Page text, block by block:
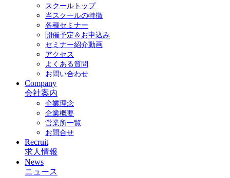
スクールトップ
当スクールの特徴
各種セミナー
開催予定＆お申込み
セミナー紹介動画
アクセス
よくある質問
お問い合わせ
Company
会社案内
企業理念
企業概要
営業所一覧
お問合せ
Recruit
求人情報
News
ニュース